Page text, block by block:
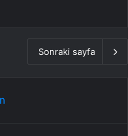
Sonraki sayfa